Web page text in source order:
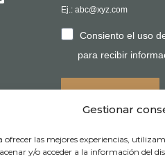
Gestionar
ofrecer las mejores experiencias,
y/o acceder a la información del
Ej.: abc@xyz.com
Consiento el uso
para recibir